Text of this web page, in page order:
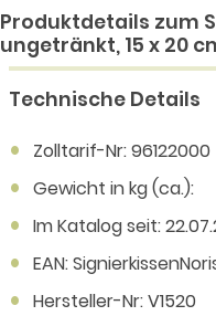
Produktdetails zum
ungetränkt, 15 x 20
Technische Details
Zolltarif-Nr: 96122000
Gewicht in kg (ca.):
Im Katalog seit:
EAN:
Hersteller-Nr: V1520